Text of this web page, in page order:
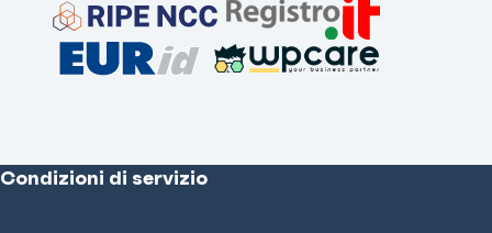
Condizioni di servizio